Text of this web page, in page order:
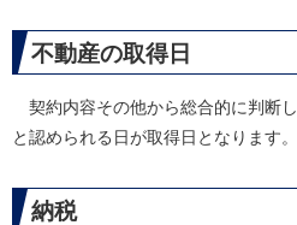
不動産の取得日
契約内容その他から総合的に判断
と認められる日が取得日となります。
納税